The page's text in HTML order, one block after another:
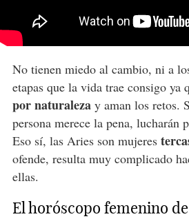
No tienen miedo al cambio, ni a
etapas que la vida trae consigo ya
por naturalezay aman los retos.
persona merece la pena, lucharán
Eso sí, las Aries son mujeres
ofende, resulta muy complicado
ellas.
El horóscopo femenino